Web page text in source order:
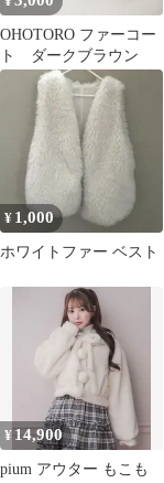
OHOTORO ファーコー
ト ダークブラウン
¥ 1,000
ホワイトファー ベスト
¥ 14,900
pium アウター もこも